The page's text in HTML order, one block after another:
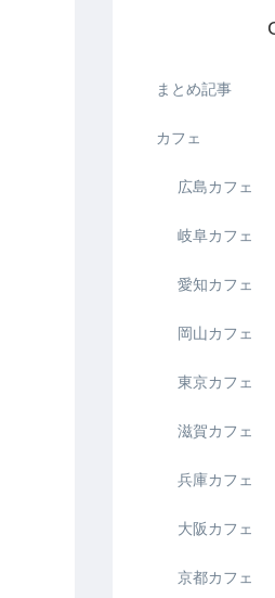
まとめ記事
カフェ
広島カフェ
岐阜カフェ
愛知カフェ
岡山カフェ
東京カフェ
滋賀カフェ
兵庫カフェ
大阪カフェ
京都カフェ